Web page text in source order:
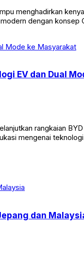
menghadirkan
dengan
EV dan Dual
rangkaian
mengenai
dan